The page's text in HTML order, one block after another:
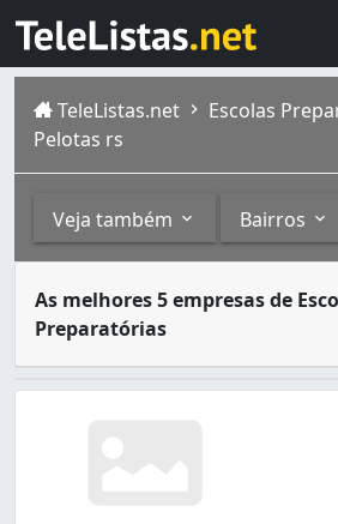
TeleListas.net
Escolas
Pelotas rs
Veja também Bairros
Escolas Particulares (3)
Areal (1)
As melhores 5 empresas de
Preparatórias
Pelotas é um município brasileiro